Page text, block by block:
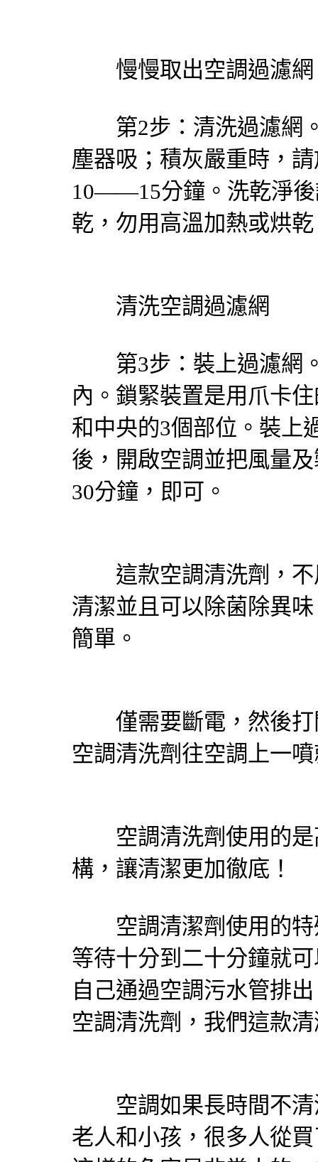
慢慢取出空調過濾網
第2步：清洗過濾網。
塵器吸；積灰嚴重時，
10——15分鐘。洗乾淨後
乾，勿用高溫加熱或烘
清洗空調過濾網
第3步：裝上過濾網。
內。鎖緊裝置是用爪卡
和中央的3個部位。裝上
後，開啟空調並把風量
30分鐘，即可。
這款空調清洗劑，不
清潔並且可以除菌除異
簡單。
僅需要斷電，然後打
空調清洗劑往空調上一
空調清洗劑使用的是
構，讓清潔更加徹底！
空調清潔劑使用的特
等待十分到二十分鐘就
自己通過空調污水管排
空調清洗劑，我們這款
空調如果長時間不清
老人和小孩，很多人從